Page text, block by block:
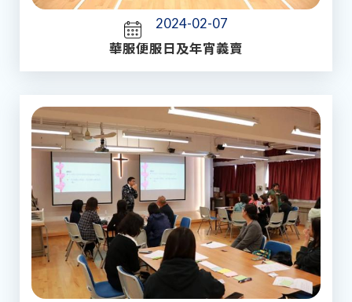
2024-02-07
華服便服日及年宵義賣